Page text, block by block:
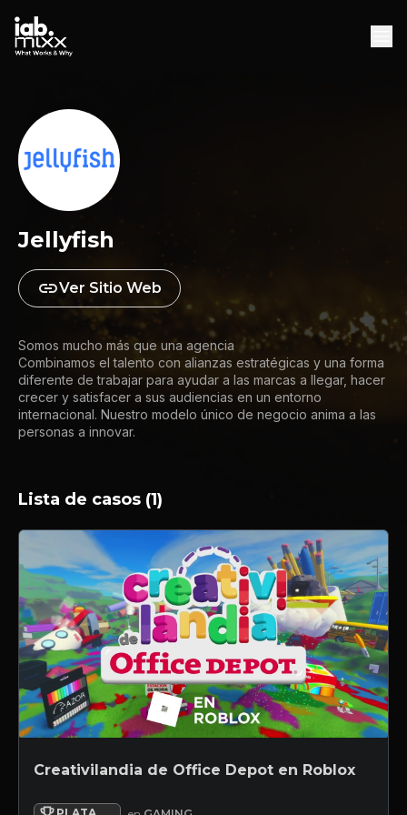
INICIO
AGENCIAS
DESCARGAS
DESCARGAR WHITEPAPER
Jellyfish
Ver Sitio Web
Somos mucho más que una agencia
Combinamos el talento con alianzas estratégicas y una forma
diferente de trabajar para ayudar a las marcas a llegar, hacer
crecer y satisfacer a sus audiencias en un entorno
internacional. Nuestro modelo único de negocio anima a las
personas a innovar.
Lista de casos (1)
Creativilandia de Office Depot en Roblox